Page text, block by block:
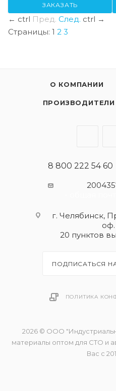
ЗАКАЗАТЬ
← ctrl Пред. След. ctrl →
Страницы: 1 2 3
О КОМПАНИИ
ПРОИЗВОДИТЕЛИ
8 800 222 54 60
г. Челябинск,
20 пунктов
ПОДПИСАТЬСЯ
ПОЛИТИКА
2026 © ООО
материалы оптом для СТО и
Вас с